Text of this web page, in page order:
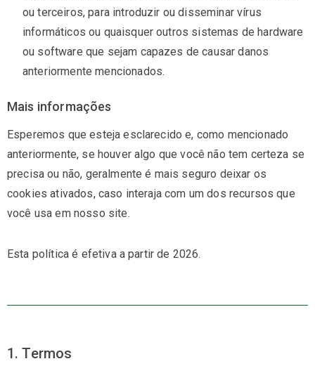
ou terceiros, para introduzir ou disseminar vírus
informáticos ou quaisquer outros sistemas de hardware
ou software que sejam capazes de causar danos
anteriormente mencionados.
Mais informações
Esperemos que esteja esclarecido e, como mencionado
anteriormente, se houver algo que você não tem certeza se
precisa ou não, geralmente é mais seguro deixar os
cookies ativados, caso interaja com um dos recursos que
você usa em nosso site.
Esta política é efetiva a partir de 2026.
1. Termos